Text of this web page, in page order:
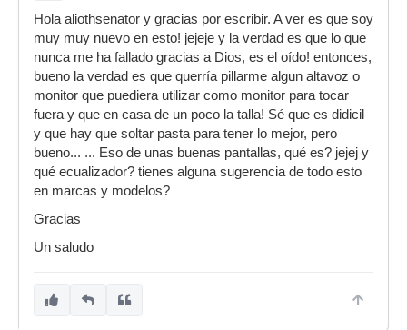
Hola aliothsenator y gracias por escribir. A ver es que soy
muy muy nuevo en esto! jejeje y la verdad es que lo que
nunca me ha fallado gracias a Dios, es el oído! entonces,
bueno la verdad es que querría pillarme algun altavoz o
monitor que puediera utilizar como monitor para tocar
fuera y que en casa de un poco la talla! Sé que es didicil
y que hay que soltar pasta para tener lo mejor, pero
bueno... ... Eso de unas buenas pantallas, qué es? jejej y
qué ecualizador? tienes alguna sugerencia de todo esto
en marcas y modelos?
Gracias
Un saludo